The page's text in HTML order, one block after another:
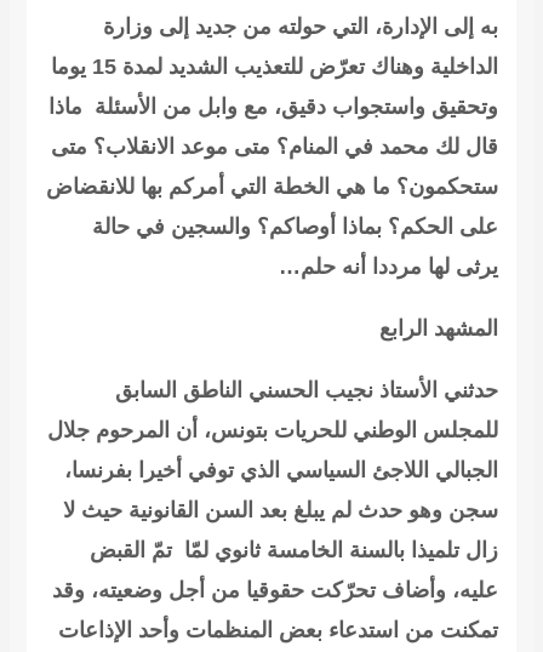
به إلى الإدارة، التي حولته من جديد إلى وزارة
الداخلية وهناك
تعرّض للتعذيب الشديد لمدة 15 يوما
وتحقيق واستجواب دقيق، مع وابل من الأسئلة ماذا
قال لك محمد في المنام؟ متى موعد الانقلاب؟ متى
ستحكمون؟ ما هي الخطة التي أمركم بها للانقضاض
على الحكم؟ بماذا أوصاكم؟ والسجين في حالة
يرثى لها مرددا أنه حلم…
المشهد الرابع
حدثني الأستاذ نجيب الحسني الناطق السابق
للمجلس الوطني للحريات بتونس، أن المرحوم جلال
الجبالي اللاجئ السياسي الذي توفي أخيرا بفرنسا،
سجن وهو حدث لم يبلغ بعد السن القانونية حيث لا
زال تلميذا بالسنة الخامسة ثانوي لمّا تمّ القبض
عليه، وأضاف تحرّكت حقوقيا من أجل وضعيته، وقد
تمكنت من استدعاء بعض المنظمات وأحد الإذاعات